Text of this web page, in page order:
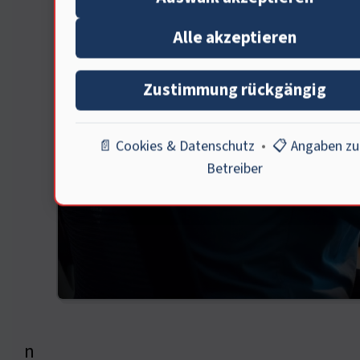
n
Alle akzeptieren
Zustimmung rückgängig
📄 Cookies & Datenschutz • 📋 Angaben
Betreiber